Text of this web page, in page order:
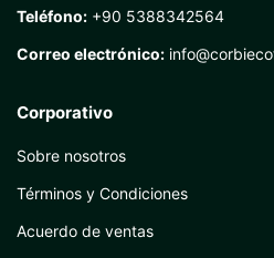
Teléfono: +90 5388342564
Correo electrónico:
Corporativo
Sobre nosotros
Términos y Condiciones
Acuerdo de ventas